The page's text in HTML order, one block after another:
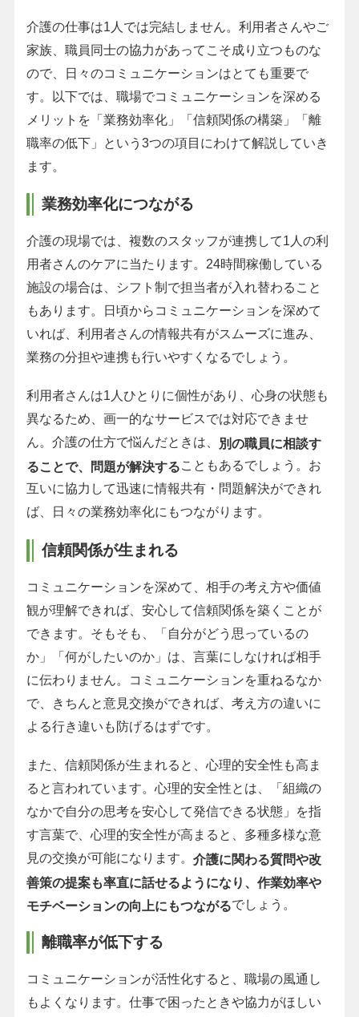
介護の仕事は1人では完結しません。利用者さんやご
家族、職員同士の協力があってこそ成り立つものな
ので、日々のコミュニケーションはとても重要で
す。以下では、職場でコミュニケーションを深める
メリットを「業務効率化」「信頼関係の構築」「離
職率の低下」という3つの項目にわけて解説していき
ます。
業務効率化につながる
介護の現場では、複数のスタッフが連携して1人の利
用者さんのケアに当たります。24時間稼働している
施設の場合は、シフト制で担当者が入れ替わること
もあります。日頃からコミュニケーションを深めて
いれば、利用者さんの情報共有がスムーズに進み、
業務の分担や連携も行いやすくなるでしょう。
利用者さんは1人ひとりに個性があり、心身の状態も
異なるため、画一的なサービスでは対応できませ
ん。介護の仕方で悩んだときは、
別の職員に相談す
ることで、問題が解決することもあるでしょう。お
互いに協力して迅速に情報共有・問題解決ができれ
ば、日々の業務効率化にもつながります。
信頼関係が生まれる
コミュニケーションを深めて、相手の考え方や価値
観が理解できれば、安心して信頼関係を築くことが
できます。そもそも、「自分がどう思っているの
か」「何がしたいのか」は、言葉にしなければ相手
に伝わりません。コミュニケーションを重ねるなか
で、きちんと意見交換ができれば、考え方の違いに
よる行き違いも防げるはずです。
また、信頼関係が生まれると、心理的安全性も高ま
ると言われています。心理的安全性とは、「組織の
なかで自分の思考を安心して発信できる状態」を指
す言葉で、心理的安全性が高まると、多種多様な意
見の交換が可能になります。 介護に関わる質問や改
善策の提案も率直に話せるようになり、作業効率や
モチベーションの向上にもつながるでしょう。
離職率が低下する
コミュニケーションが活性化すると、職場の風通し
もよくなります。仕事で困ったときや協力がほしい